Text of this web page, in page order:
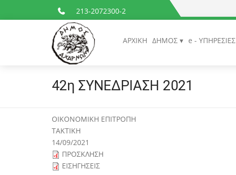
213-2072300-2
ΑΡΧΙΚΗ ΔΗΜΟΣ e - ΥΠΗΡΕΣΙΕΣ
42η ΣΥΝΕΔΡΙΑΣΗ 2021
ΟΙΚΟΝΟΜΙΚΗ ΕΠΙΤΡΟΠΗ
ΤΑΚΤΙΚΗ
14/09/2021
ΠΡΟΣΚΛΗΣΗ
ΕΙΣΗΓΗΣΕΙΣ